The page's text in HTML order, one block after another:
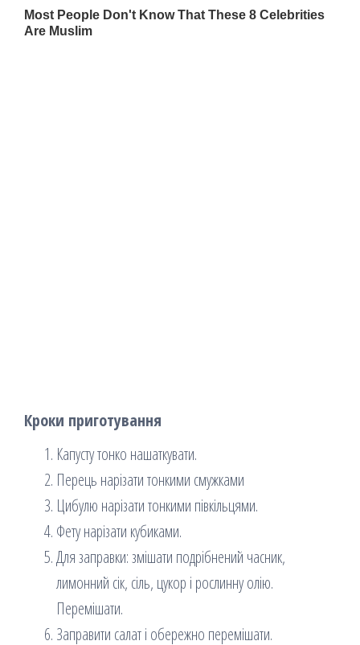
Кроки приготування
Капусту тонко нашаткувати.
Перець нарізати тонкими смужками
Цибулю нарізати тонкими півкільцями.
Фету нарізати кубиками.
Для заправки: змішати подрібнений часник,
лимонний сік, сіль, цукор і рослинну олію.
Перемішати.
Заправити салат і обережно перемішати.